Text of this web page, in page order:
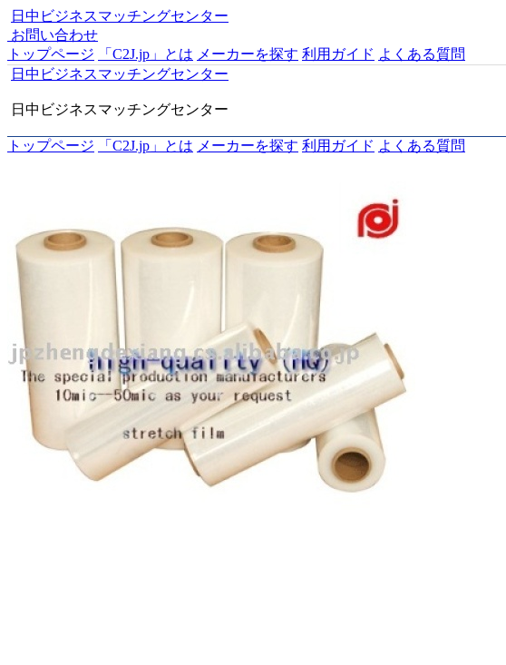
日中ビジネスマッチングセンター
お問い合わせ
トップページ
「C2J.jp」とは メーカーを探す 利用ガイド よくある質問
日中ビジネスマッチングセンター
日中ビジネスマッチングセンター
トップページ 「C2J.jp」とは メーカーを探す 利用ガイド よくある質問